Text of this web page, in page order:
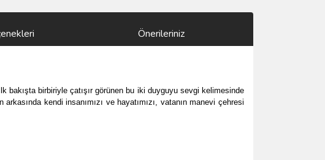
Önerileriniz
bakışta birbiriyle çatışır görünen bu iki duyguyu sevgi kelimesinde
kendi insanımızı ve hayatımızı, vatanın manevi çehresi